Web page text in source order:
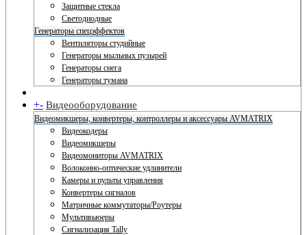
Защитные стекла
Светодиодные
Генераторы спецэффектов
Вентиляторы студийные
Генераторы мыльных пузырей
Генераторы снега
Генераторы тумана
+- Видеооборудование
Видеомикшеры, конвертеры, контроллеры и аксессуары AVMATRIX
Видеокодеры
Видеомикшеры
Видеомониторы AVMATRIX
Волоконно-оптические удлинители
Камеры и пульты управления
Конвертеры сигналов
Матричные коммутаторы/Роутеры
Мультивьюеры
Сигнализация Tally